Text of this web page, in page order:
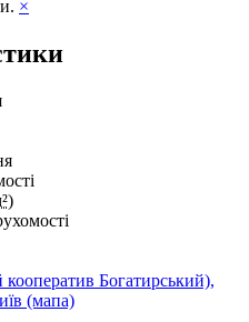
×
)
Богатирський),
(мапа)